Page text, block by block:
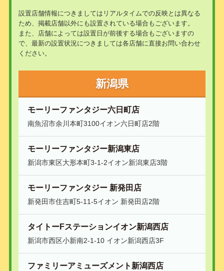
設置店舗情報につきましてはリアルタイムでの反映とは異なる
ため、掲載店舗以外にも設置されている場合もございます。
また、店舗によっては設置日が前後する場合もございますの
で、最新の設置状況につきましては各店舗に直接お問い合わせ
ください。
新潟県
モーリーファンタジー六日町店
南魚沼市余川本町3100イオン六日町店2階
モーリーファンタジー新潟東店
新潟市東区大形本町3-1-2イオン新潟東店3階
モーリーファンタジー 新発田店
新発田市住吉町5-11-5イオン 新発田店2階
タイトーFステーションイオン新潟西店
新潟市西区小新南2-1-10 イオン新潟西店3F
ファミリーアミューズメント新潟西店